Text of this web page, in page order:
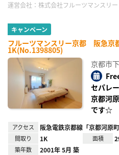
運営会社： 株式会社フルーツマンスリー
キャンペーン
フルーツマンスリー京都 阪急京
1K(No.1398805)
京都市
セパレ
京都河
です☆
アクセス 阪急電鉄京都線「京都河原
間取り 1K 面積
築年数 2001年 5月 築